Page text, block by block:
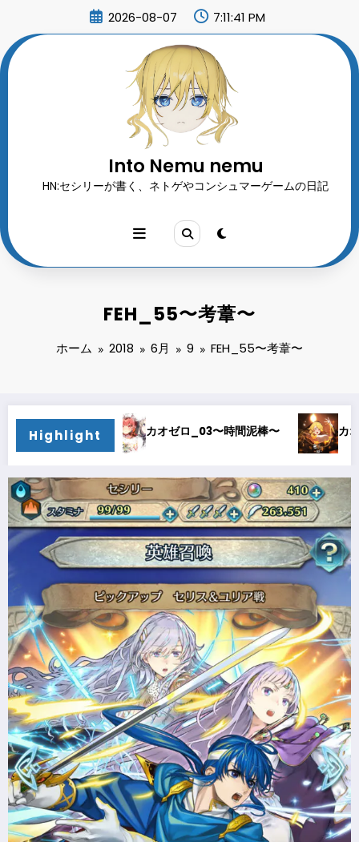
ン
ツ
2026-08-07 7:11:43 PM
Into Nemu nemu
HN:セシリーが書く、ネトゲやコンシュマーゲームの日記
FEH_55〜考葦〜
ホーム 2018 6月 9 FEH_55〜考葦〜
Highlight
泥棒〜 カオゼロ_02〜オルレア考察〜 カオゼ